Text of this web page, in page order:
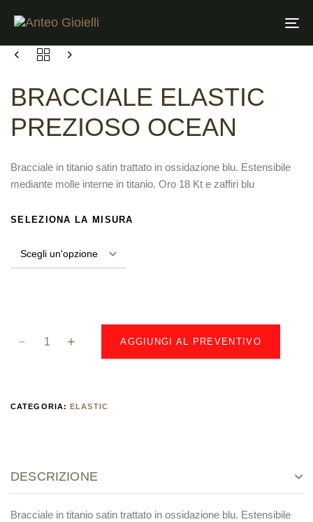
BRACCIALE ELASTIC
PREZIOSO OCEAN
Bracciale in titanio satin trattato in ossidazione blu. Estensibile
mediante molle interne in titanio. Oro 18 Kt e zaffiri blu
SELEZIONA LA MISURA
AGGIUNGI AL PREVENTIVO
CATEGORIA:ELASTIC
DESCRIZIONE
Bracciale in titanio satin trattato in ossidazione blu. Estensibile